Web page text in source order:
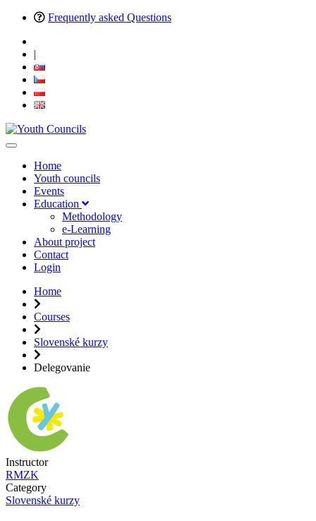
Frequently asked Questions
|
Home
Youth councils
Events
Education
Methodology
e-Learning
About project
Contact
Login
Home
Courses
Slovenské kurzy
Delegovanie
Instructor
RMZK
Category
Slovenské kurzy